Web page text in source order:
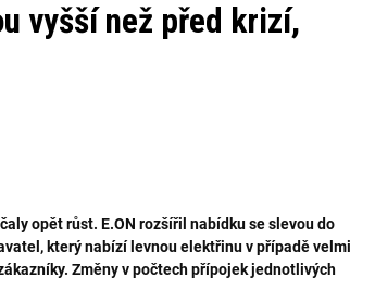
vyšší než před krizí,
opět růst. E.ON rozšířil nabídku se slevou do
který nabízí levnou elektřinu v případě velmi
Změny v počtech přípojek jednotlivých